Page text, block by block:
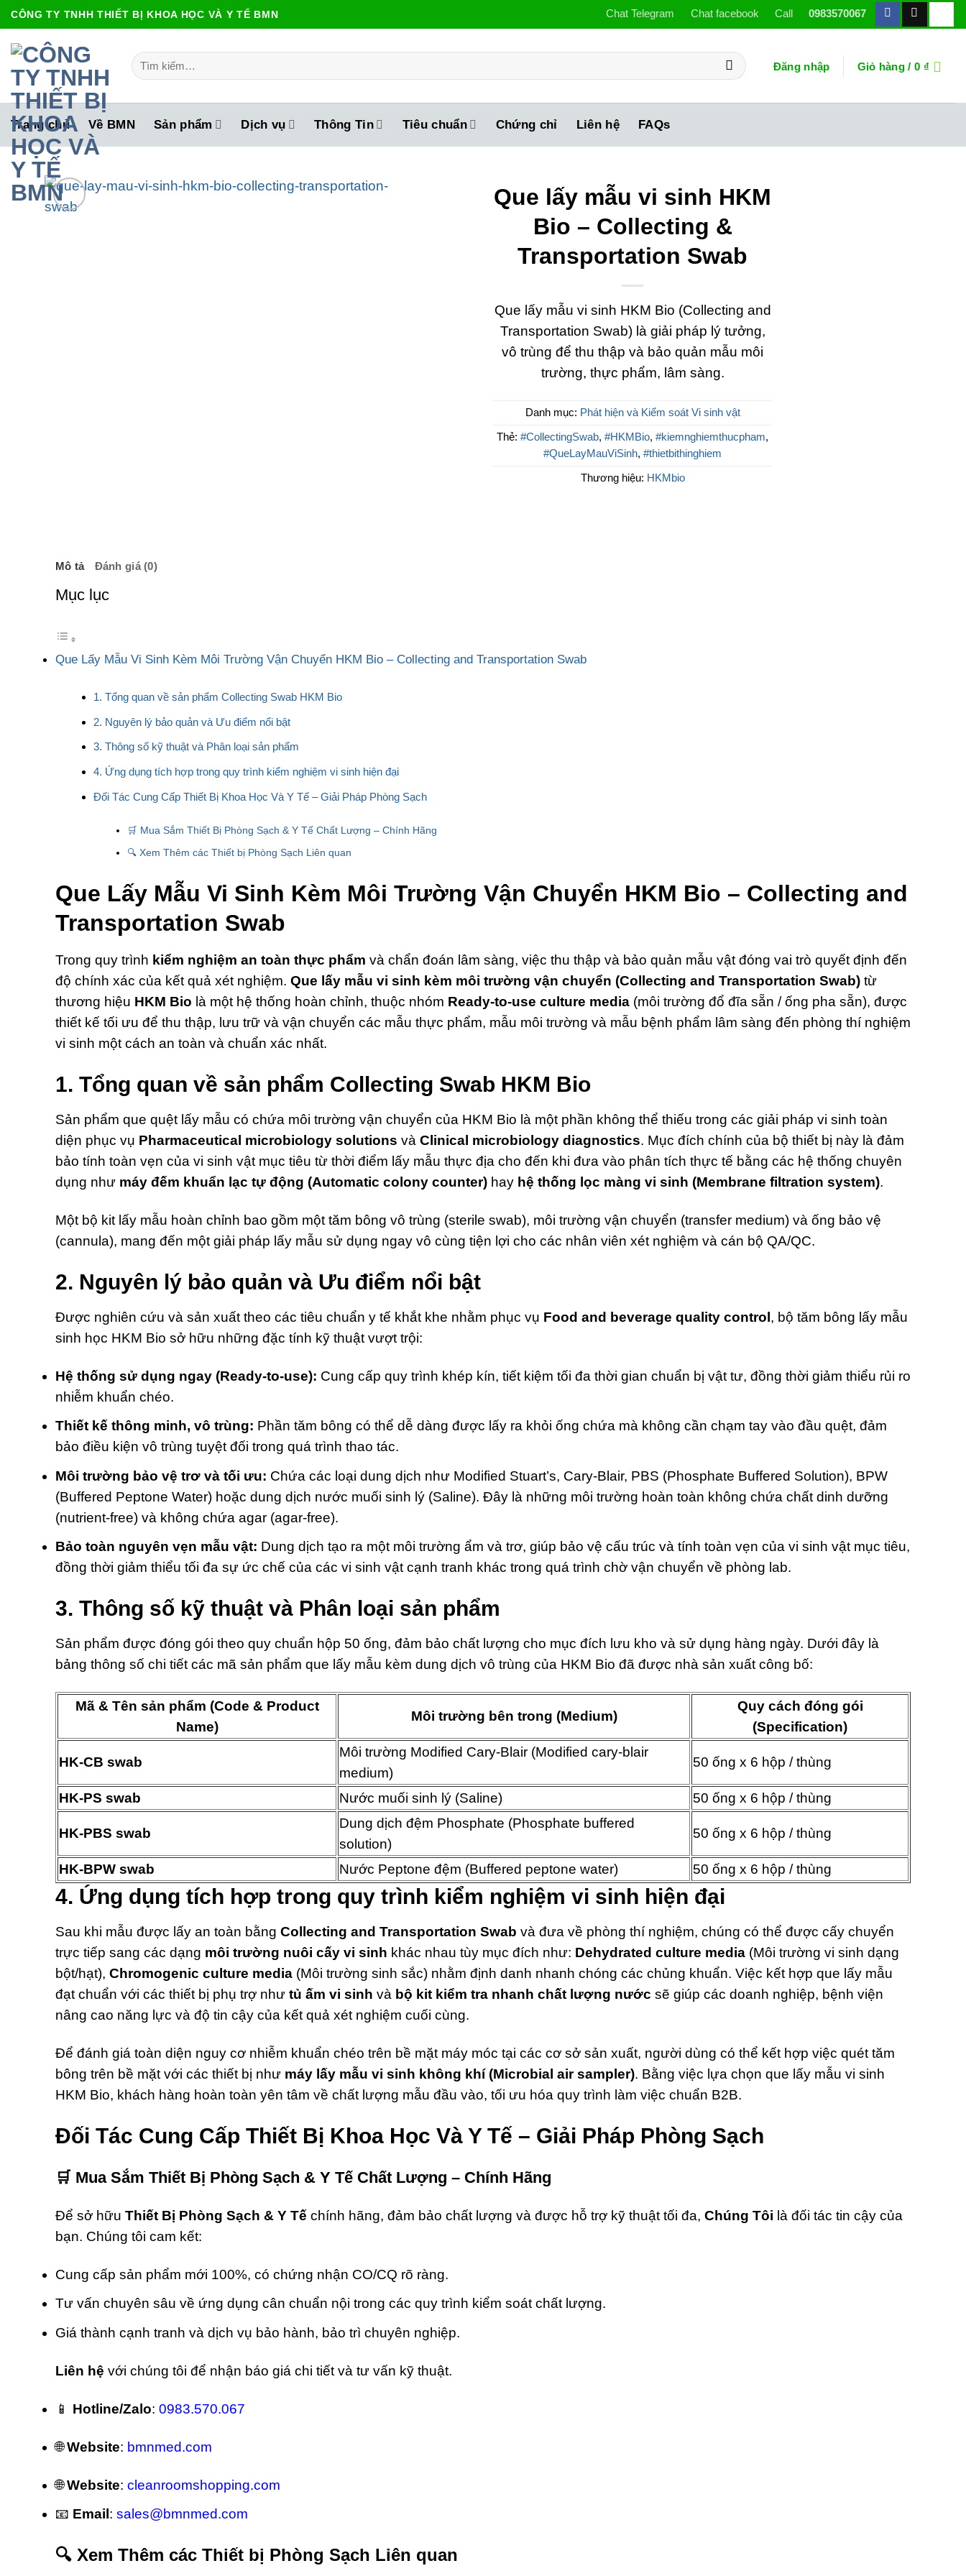
Bỏ
qua
nội
dung
CÔNG TY TNHH THIẾT BỊ KHOA HỌC VÀ Y TẾ BMN Chat Telegram Chat facebook Call 0983570067
Tìm
kiếm:
Đăng nhập Giỏ hàng / 0 ₫
Trang chủ Về BMN Sản phẩm Dịch vụ Thông Tin Tiêu chuẩn Chứng chỉ Liên hệ FAQs
Que lấy mẫu vi sinh HKM
Bio – Collecting &
Transportation Swab
Que lấy mẫu vi sinh HKM Bio (Collecting and
Transportation Swab) là giải pháp lý tưởng,
vô trùng để thu thập và bảo quản mẫu môi
trường, thực phẩm, lâm sàng.
Danh mục: Phát hiện và Kiểm soát Vi sinh vật
Thẻ:#CollectingSwab,#HKMBio,#kiemnghiemthucpham,
#QueLayMauViSinh,#thietbithinghiem
Thương hiệu: HKMbio
Mô tả Đánh giá (0)
Mục lục
Que Lấy Mẫu Vi Sinh Kèm Môi Trường Vận Chuyển HKM Bio – Collecting and Transportation Swab
1. Tổng quan về sản phẩm Collecting Swab HKM Bio
2. Nguyên lý bảo quản và Ưu điểm nổi bật
3. Thông số kỹ thuật và Phân loại sản phẩm
4. Ứng dụng tích hợp trong quy trình kiểm nghiệm vi sinh hiện đại
Đối Tác Cung Cấp Thiết Bị Khoa Học Và Y Tế – Giải Pháp Phòng Sạch
🛒 Mua Sắm Thiết Bị Phòng Sạch & Y Tế Chất Lượng – Chính Hãng
🔍 Xem Thêm các Thiết bị Phòng Sạch Liên quan
Que Lấy Mẫu Vi Sinh Kèm Môi Trường Vận Chuyển HKM Bio – Collecting and
Transportation Swab
Trong quy trình kiểm nghiệm an toàn thực phẩm và chẩn đoán lâm sàng, việc thu thập và bảo quản mẫu vật đóng vai trò quyết định đến
độ chính xác của kết quả xét nghiệm. Que lấy mẫu vi sinh kèm môi trường vận chuyển (Collecting and Transportation Swab) từ
thương hiệu HKM Bio là một hệ thống hoàn chỉnh, thuộc nhóm Ready-to-use culture media (môi trường đổ đĩa sẵn / ống pha sẵn), được
thiết kế tối ưu để thu thập, lưu trữ và vận chuyển các mẫu thực phẩm, mẫu môi trường và mẫu bệnh phẩm lâm sàng đến phòng thí nghiệm
vi sinh một cách an toàn và chuẩn xác nhất.
1. Tổng quan về sản phẩm Collecting Swab HKM Bio
Sản phẩm que quệt lấy mẫu có chứa môi trường vận chuyển của HKM Bio là một phần không thể thiếu trong các giải pháp vi sinh toàn
diện phục vụ Pharmaceutical microbiology solutions và Clinical microbiology diagnostics. Mục đích chính của bộ thiết bị này là đảm
bảo tính toàn vẹn của vi sinh vật mục tiêu từ thời điểm lấy mẫu thực địa cho đến khi đưa vào phân tích thực tế bằng các hệ thống chuyên
dụng như máy đếm khuẩn lạc tự động (Automatic colony counter) hay hệ thống lọc màng vi sinh (Membrane filtration system).
Một bộ kit lấy mẫu hoàn chỉnh bao gồm một tăm bông vô trùng (sterile swab), môi trường vận chuyển (transfer medium) và ống bảo vệ
(cannula), mang đến một giải pháp lấy mẫu sử dụng ngay vô cùng tiện lợi cho các nhân viên xét nghiệm và cán bộ QA/QC.
2. Nguyên lý bảo quản và Ưu điểm nổi bật
Được nghiên cứu và sản xuất theo các tiêu chuẩn y tế khắt khe nhằm phục vụ Food and beverage quality control , bộ tăm bông lấy mẫu
sinh học HKM Bio sở hữu những đặc tính kỹ thuật vượt trội:
Hệ thống sử dụng ngay (Ready-to-use): Cung cấp quy trình khép kín, tiết kiệm tối đa thời gian chuẩn bị vật tư, đồng thời giảm thiểu rủi ro
nhiễm khuẩn chéo.
Thiết kế thông minh, vô trùng: Phần tăm bông có thể dễ dàng được lấy ra khỏi ống chứa mà không cần chạm tay vào đầu quệt, đảm
bảo điều kiện vô trùng tuyệt đối trong quá trình thao tác.
Môi trường bảo vệ trơ và tối ưu: Chứa các loại dung dịch như Modified Stuart’s, Cary-Blair, PBS (Phosphate Buffered Solution), BPW
(Buffered Peptone Water) hoặc dung dịch nước muối sinh lý (Saline). Đây là những môi trường hoàn toàn không chứa chất dinh dưỡng
(nutrient-free) và không chứa agar (agar-free).
Bảo toàn nguyên vẹn mẫu vật: Dung dịch tạo ra một môi trường ẩm và trơ, giúp bảo vệ cấu trúc và tính toàn vẹn của vi sinh vật mục tiêu,
đồng thời giảm thiểu tối đa sự ức chế của các vi sinh vật cạnh tranh khác trong quá trình chờ vận chuyển về phòng lab.
3. Thông số kỹ thuật và Phân loại sản phẩm
Sản phẩm được đóng gói theo quy chuẩn hộp 50 ống, đảm bảo chất lượng cho mục đích lưu kho và sử dụng hàng ngày. Dưới đây là
bảng thông số chi tiết các mã sản phẩm que lấy mẫu kèm dung dịch vô trùng của HKM Bio đã được nhà sản xuất công bố:
Mã & Tên sản phẩm (Code & Product
Name)
Môi trường bên trong (Medium)
Quy cách đóng gói
(Specification)
HK-CB swab
Môi trường Modified Cary-Blair (Modified cary-blair
medium)
50 ống x 6 hộp / thùng
HK-PS swab Nước muối sinh lý (Saline) 50 ống x 6 hộp / thùng
HK-PBS swab
Dung dịch đệm Phosphate (Phosphate buffered
solution)
50 ống x 6 hộp / thùng
HK-BPW swab Nước Peptone đệm (Buffered peptone water) 50 ống x 6 hộp / thùng
4. Ứng dụng tích hợp trong quy trình kiểm nghiệm vi sinh hiện đại
Sau khi mẫu được lấy an toàn bằng Collecting and Transportation Swab và đưa về phòng thí nghiệm, chúng có thể được cấy chuyển
trực tiếp sang các dạng môi trường nuôi cấy vi sinh khác nhau tùy mục đích như: Dehydrated culture media (Môi trường vi sinh dạng
bột/hạt), Chromogenic culture media (Môi trường sinh sắc) nhằm định danh nhanh chóng các chủng khuẩn. Việc kết hợp que lấy mẫu
đạt chuẩn với các thiết bị phụ trợ như tủ ấm vi sinh và bộ kit kiểm tra nhanh chất lượng nước sẽ giúp các doanh nghiệp, bệnh viện
nâng cao năng lực và độ tin cậy của kết quả xét nghiệm cuối cùng.
Để đánh giá toàn diện nguy cơ nhiễm khuẩn chéo trên bề mặt máy móc tại các cơ sở sản xuất, người dùng có thể kết hợp việc quét tăm
bông trên bề mặt với các thiết bị như máy lấy mẫu vi sinh không khí (Microbial air sampler). Bằng việc lựa chọn que lấy mẫu vi sinh
HKM Bio, khách hàng hoàn toàn yên tâm về chất lượng mẫu đầu vào, tối ưu hóa quy trình làm việc chuẩn B2B.
Đối Tác Cung Cấp Thiết Bị Khoa Học Và Y Tế – Giải Pháp Phòng Sạch
🛒 Mua Sắm Thiết Bị Phòng Sạch & Y Tế Chất Lượng – Chính Hãng
Để sở hữu Thiết Bị Phòng Sạch & Y Tế chính hãng, đảm bảo chất lượng và được hỗ trợ kỹ thuật tối đa, Chúng Tôi là đối tác tin cậy của
bạn. Chúng tôi cam kết:
Cung cấp sản phẩm mới 100%, có chứng nhận CO/CQ rõ ràng.
Tư vấn chuyên sâu về ứng dụng cân chuẩn nội trong các quy trình kiểm soát chất lượng.
Giá thành cạnh tranh và dịch vụ bảo hành, bảo trì chuyên nghiệp.
Liên hệ với chúng tôi để nhận báo giá chi tiết và tư vấn kỹ thuật.
📱 Hotline/Zalo: 0983.570.067
🌐Website: bmnmed.com
🌐Website: cleanroomshopping.com
📧 Email : sales@bmnmed.com
🔍 Xem Thêm các Thiết bị Phòng Sạch Liên quan